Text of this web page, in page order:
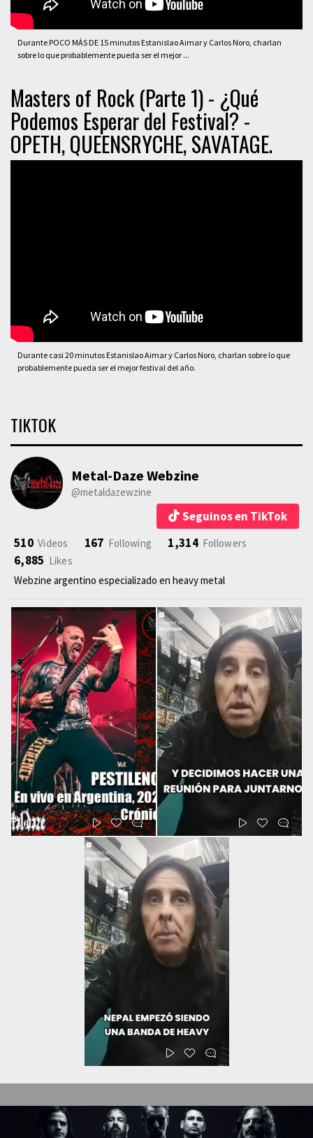
Durante POCO MÁS DE 15 minutos Estanislao Aimar y Carlos Noro, charlan
sobre lo que probablemente pueda ser el mejor ...
Masters of Rock (Parte 1) - ¿Qué
Podemos Esperar del Festival? -
OPETH, QUEENSRYCHE, SAVATAGE.
Durante casi 20 minutos Estanislao Aimar y Carlos Noro, charlan sobre lo que
probablemente pueda ser el mejor festival del año.
TIKTOK
Metal-Daze Webzine
@metaldazewzine
Seguinos en TikTok
510 Videos 167 Following 1,314 Followers
6,885 Likes
Webzine argentino especializado en heavy metal